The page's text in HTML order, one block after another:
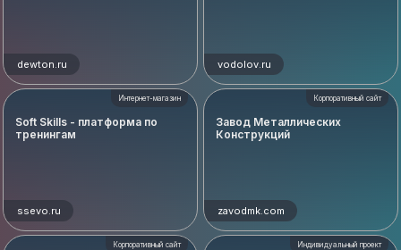
dewton.ru vodolov.ru
Интернет-магазин
Soft Skills - платформа по
тренингам
ssevo.ru
Корпоративный сайт
Завод Металлических
Конструкций
zavodmk.com
Корпоративный сайт Индивидуальный проект